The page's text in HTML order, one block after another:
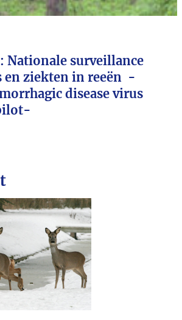
Nationale surveillance
en ziekten in reeën -
disease virus